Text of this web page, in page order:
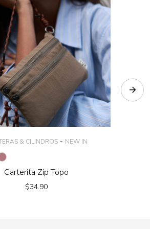
& CILINDROS- NEW IN
Carterita Zip Topo
$34.90